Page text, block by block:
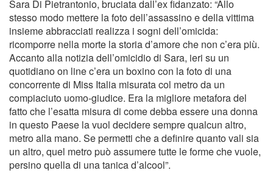
Sara Di Pietrantonio, bruciata dall’ex fidanzato: “Allo
stesso modo mettere la foto dell’assassino e della vittima
insieme abbracciati realizza i sogni dell’omicida:
ricomporre nella morte la storia d’amore che non c’era più.
Accanto alla notizia dell’omicidio di Sara, ieri su un
quotidiano on line c’era un boxino con la foto di una
concorrente di Miss Italia misurata col metro da un
compiaciuto uomo-giudice. Era la migliore metafora del
fatto che l’esatta misura di come debba essere una donna
in questo Paese la vuol decidere sempre qualcun altro,
metro alla mano. Se permetti che a definire quanto vali sia
un altro, quel metro può assumere tutte le forme che vuole,
persino quella di una tanica d’alcool”.